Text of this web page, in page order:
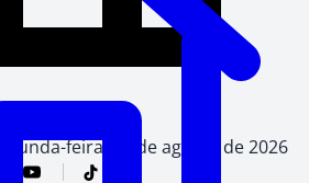
segunda-feira, 10 de agosto de 2026